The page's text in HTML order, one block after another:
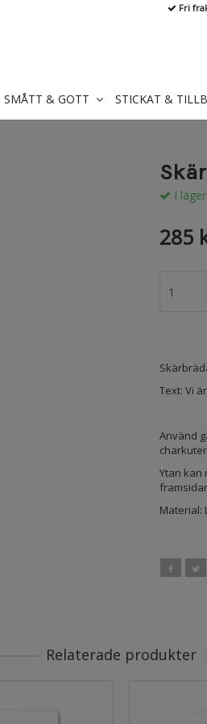
I lager.
285
Text: Vi
Använd
Ytan kan
Material:
Relaterade produkter
Fri
SMÅTT & GOTT STICKAT &